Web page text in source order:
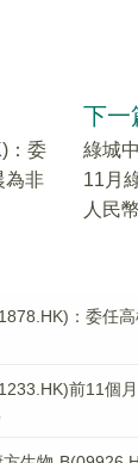
：委
為非
下一
綠城
11月
人民
：委任
前11個